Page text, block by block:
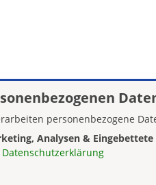
personenbezogene
Analysen &
Datenschutzerklärung